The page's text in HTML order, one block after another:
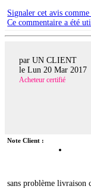
Signaler cet avis
Ce commentaire a été
par UN CLIENT
le Lun 20 Mar 2017
Acheteur certifié
Note Client :
sans problème livraison